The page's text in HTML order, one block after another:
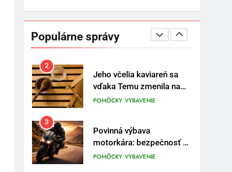
Populárne správy
Temu
2
Jeho včelia kaviareň sa
vďaka Temu zmenila na
prívetivú oázu
POMÔCKY
3
Povinná výbava
motorkára: bezpečnosť na
prvom mieste
POMÔCKY VYBAVENIE
4
TRX systém pre funkčný
tréning
POMÔCKY VYBAVENIE